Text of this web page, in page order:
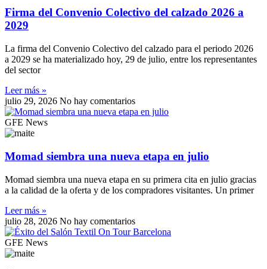
Firma del Convenio Colectivo del calzado 2026 a
2029
La firma del Convenio Colectivo del calzado para el periodo 2026
a 2029 se ha materializado hoy, 29 de julio, entre los representantes
del sector
Leer más »
julio 29, 2026 No hay comentarios
GFE News
Momad siembra una nueva etapa en julio
Momad siembra una nueva etapa en su primera cita en julio gracias
a la calidad de la oferta y de los compradores visitantes. Un primer
Leer más »
julio 28, 2026 No hay comentarios
GFE News